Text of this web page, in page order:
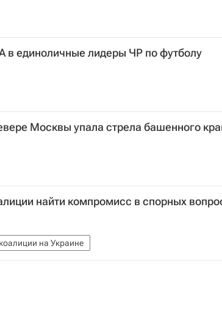
единоличные лидеры ЧР по футболу
Москвы упала стрела башенного
найти компромисс в спорных
на Украине